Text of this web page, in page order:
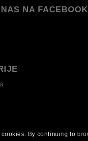
NA
By continuing to